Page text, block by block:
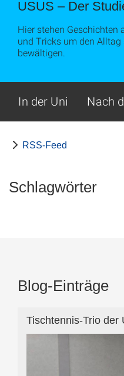
USUS – Der
Hier stehen Geschichten
und Tricks um den Alltag
bewältigen.
In der Uni Nach
RSS-Feed
Schlagwörter
Blog-Einträge
Tischtennis-Trio der